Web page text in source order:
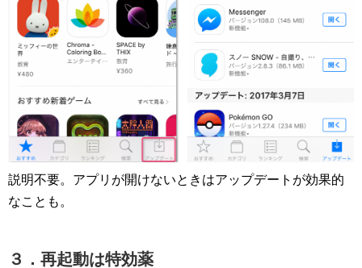
説明不要。アプリが開けないときはアップデートが効果的
なことも。
３．再起動は特効薬